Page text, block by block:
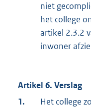
niet
het college
artikel 2.3.2
inwoner
Artikel 6. Verslag
1.
Het college